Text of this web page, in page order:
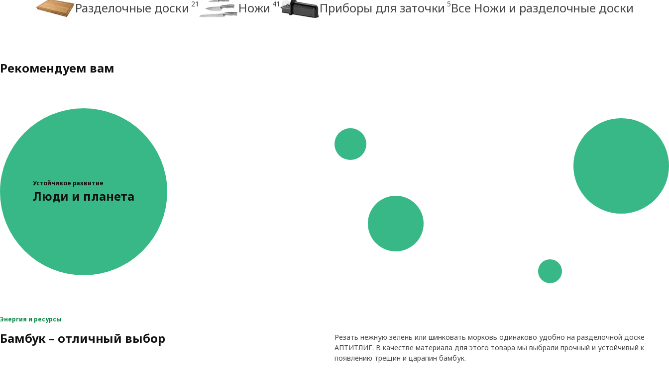
Разделочные доски 21 Ножи 41 Приборы для заточки 5Все Ножи и разделочные доски
Рекомендуем вам
Устойчивое развитие
Люди и планета
Энергия и ресурсы
Бамбук – отличный выбор
Резать нежную зелень или шинковать морковь одинаково удобно на разделочной доске
АПТИТЛИГ. В качестве материала для этого товара мы выбрали прочный и устойчивый к
появлению трещин и царапин бамбук.